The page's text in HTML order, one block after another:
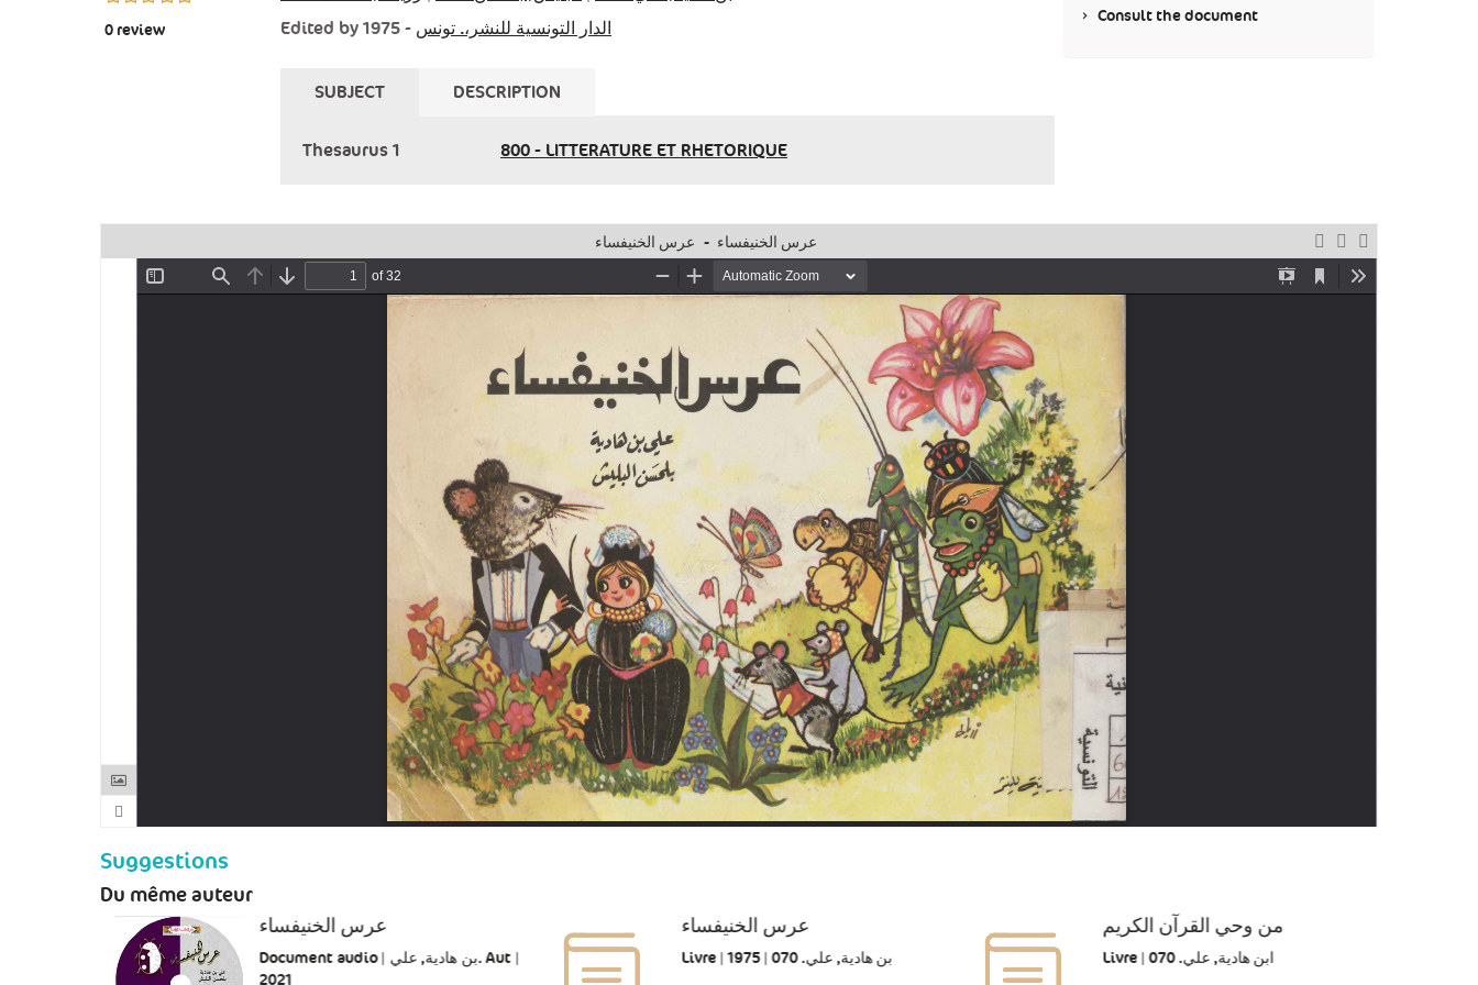
0 review
Edited by
الدار التونسية للنشر،. تونس - 1975
SUBJECT DESCRIPTION
Thesaurus 1 800 - LITTERATURE ET RHETORIQUE
Consult the document
عرس الخنيفساء - عرس الخنيفساء
Suggestions
Du même auteur
عرس الخنيفساء
Livre | بن هادية, علي. 070 | 1975
من وحي القرآن الكريم
Livre | ابن هادية, علي. 070
عرس الخنيفساء
Document audio | بن هادية, علي. Aut |
2021